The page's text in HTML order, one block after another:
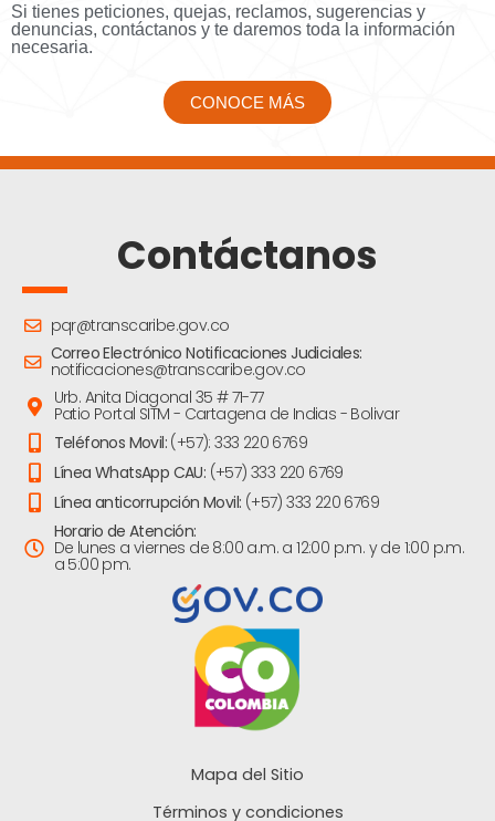
Si tienes peticiones, quejas, reclamos, sugerencias y
denuncias, contáctanos y te daremos toda la información
necesaria.
CONOCE MÁS
Contáctanos
pqr@transcaribe.gov.co
Correo Electrónico Notificaciones Judiciales:
notificaciones@transcaribe.gov.co
Urb. Anita Diagonal 35 # 71-77
Patio Portal SITM - Cartagena de Indias - Bolivar
Teléfonos Movil: (+57): 333 220 6769
Línea WhatsApp CAU: (+57) 333 220 6769
Línea anticorrupción Movil: (+57) 333 220 6769
Horario de Atención:
De lunes a viernes de 8:00 a.m. a 12:00 p.m. y de 1:00 p.m.
a 5:00 pm.
Mapa del Sitio
Términos y condiciones